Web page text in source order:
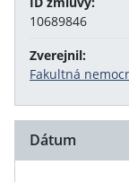
10689846
Zverejnil:
Fakultná
Dátum